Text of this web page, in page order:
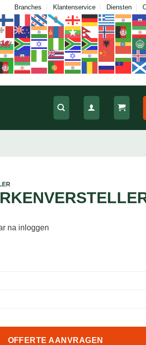
Branches Klantenservice Diensten
na inloggen
OFFERTE AANVRAGEN